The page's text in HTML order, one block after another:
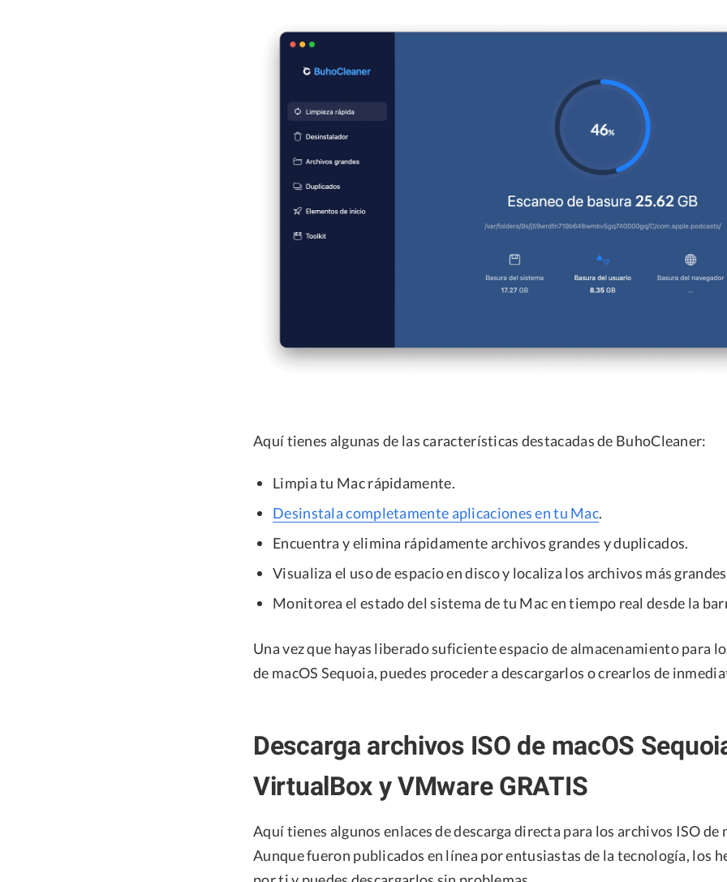
Aquí tienes algunas de las características destacadas de BuhoCleaner:
Limpia tu Mac rápidamente.
Desinstala completamente aplicaciones en tu Mac.
Encuentra y elimina rápidamente archivos grandes y duplicados.
Visualiza el uso de espacio en disco y localiza los archivos más
Monitorea el estado del sistema de tu Mac en tiempo real desde la
Una vez que hayas liberado suficiente espacio de almacenamiento para
de macOS Sequoia, puedes proceder a descargarlos o crearlos de
Descarga archivos ISO de macOS
VirtualBox y VMware GRATIS
Aquí tienes algunos enlaces de descarga directa para los archivos ISO de
Aunque fueron publicados en línea por entusiastas de la tecnología, los